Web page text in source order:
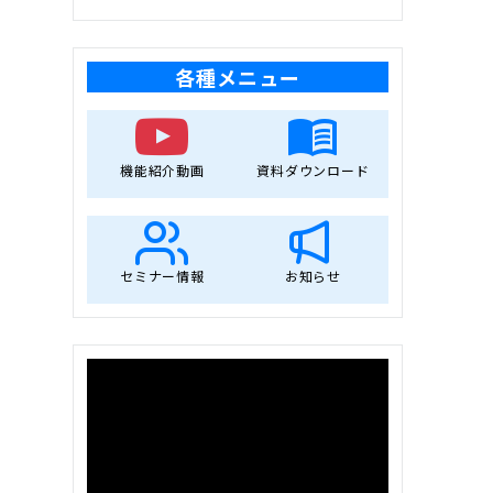
各種メニュー
機能紹介動画 資料ダウンロード
セミナー情報 お知らせ